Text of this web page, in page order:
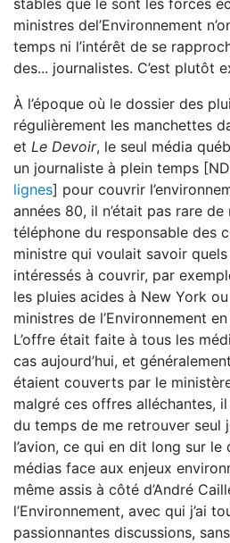
stables que le sont les forces
ministres del’Environnement
temps ni l’intérêt de se
des... journalistes. C’est plutôt
À l’époque où le dossier des
régulièrement les manchettes
et Le Devoir, le seul média
un journaliste à plein temps
lignes] pour couvrir
années 80, il n’était pas rare
téléphone du responsable des
ministre qui voulait savoir
intéressés à couvrir, par
les pluies acides à New York
ministres de l’Environnement
L’offre était faite à tous les
cas aujourd’hui, et
étaient couverts par le
malgré ces offres alléchantes,
du temps de me retrouver seul
l’avion, ce qui en dit long sur
médias face aux enjeux
même assis à côté d’André
l’Environnement, avec qui j’ai
passionnantes discussions,